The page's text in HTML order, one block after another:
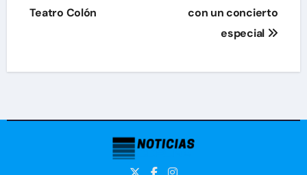
Teatro Colón
con un concierto
especial